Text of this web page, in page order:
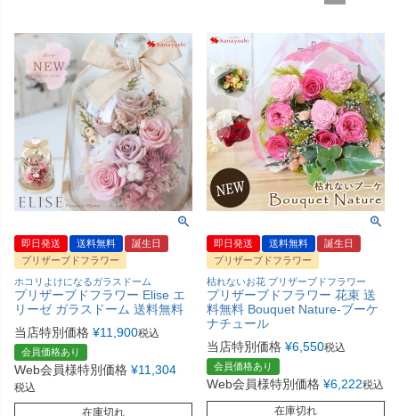
即日発送 送料無料
誕生日
プリザーブドフラワー
ホコリよけになるガラスドーム
プリザーブドフラワー Elise エ
リーゼ ガラスドーム 送料無料
当店特別価格 ¥11,900税込
会員価格あり
Web会員様特別価格 ¥11,304
税込
在庫切れ
即日発送 送料無料
誕生日
プリザーブドフラワー
枯れないお花 プリザーブドフラワー
プリザーブドフラワー 花束 送
料無料 Bouquet Nature-ブーケ
ナチュール
当店特別価格 ¥6,550税込
会員価格あり
Web会員様特別価格 ¥6,222税込
在庫切れ